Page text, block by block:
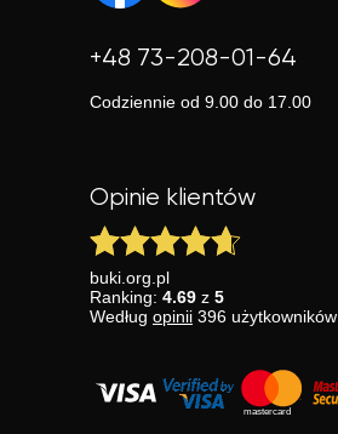
+48 73-208-01-64
Codziennie od 9.00 do 17.00
Opinie klientów
buki.org.pl
Ranking: 4.69 z 5
Według opinii 396 użytkowników